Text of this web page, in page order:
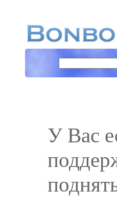
У Вас